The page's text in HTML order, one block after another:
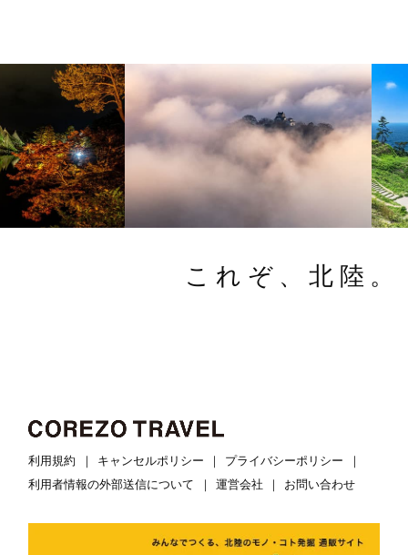
これぞ、北陸。
利用規約 キャンセルポリシー
プライバシーポリシー
利用者情報の外部送信について
運営会社 お問い合わせ